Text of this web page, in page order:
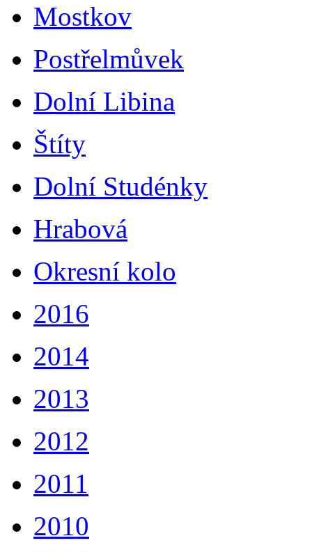
Mostkov
Postřelmůvek
Dolní Libina
Štíty
Dolní Studénky
Hrabová
Okresní kolo
2016
2014
2013
2012
2011
2010